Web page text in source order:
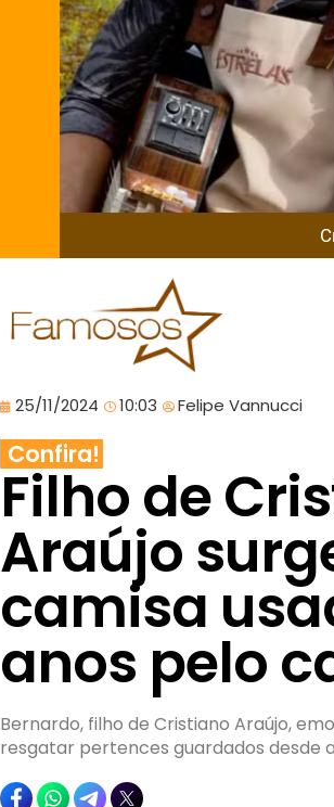
25/11/2024 10:03 Felipe Vannucci
Confira!
Filho de
Araújo
camisa
anos pelo
Bernardo, filho de Cristiano Araújo,
resgatar pertences guardados desde